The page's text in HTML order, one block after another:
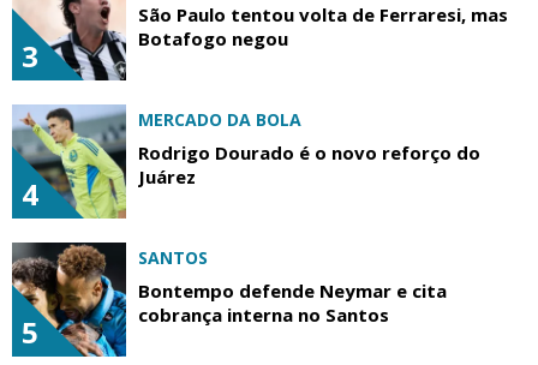
3
São Paulo tentou volta de Ferraresi, mas
Botafogo negou
4
MERCADO DA BOLA
Rodrigo Dourado é o novo reforço do
Juárez
5
SANTOS
Bontempo defende Neymar e cita
cobrança interna no Santos